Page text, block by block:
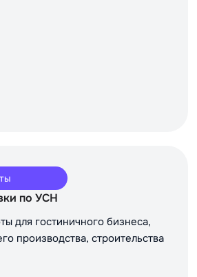
по УСН
для гостиничного бизнеса,
производства, строительства